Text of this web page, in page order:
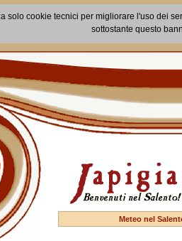
solo cookie tecnici per migliorare l'uso dei
sottostante questo
Meteo nel